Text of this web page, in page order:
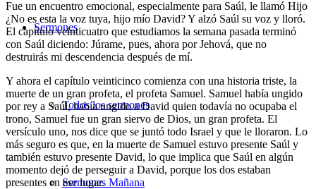
Sermones
Todos los sermones
Sermones Mañana
Fue un encuentro emocional, especialmente para Saúl, le llamó Hijo
¿No es esta la voz tuya, hijo mío David? Y alzó Saúl su voz y lloró.
El capítulo veinticuatro que estudiamos la semana pasada terminó
con Saúl diciendo: Júrame, pues, ahora por Jehová, que no
destruirás mi descendencia después de mí.
Y ahora el capítulo veinticinco comienza con una historia triste, la
muerte de un gran profeta, el profeta Samuel. Samuel había ungido
por rey a Saúl, había ungido a David quien todavía no ocupaba el
trono, Samuel fue un gran siervo de Dios, un gran profeta. El
versículo uno, nos dice que se juntó todo Israel y que le lloraron. Lo
más seguro es que, en la muerte de Samuel estuvo presente Saúl y
también estuvo presente David, lo que implica que Saúl en algún
momento dejó de perseguir a David, porque los dos estaban
presentes en ese lugar.